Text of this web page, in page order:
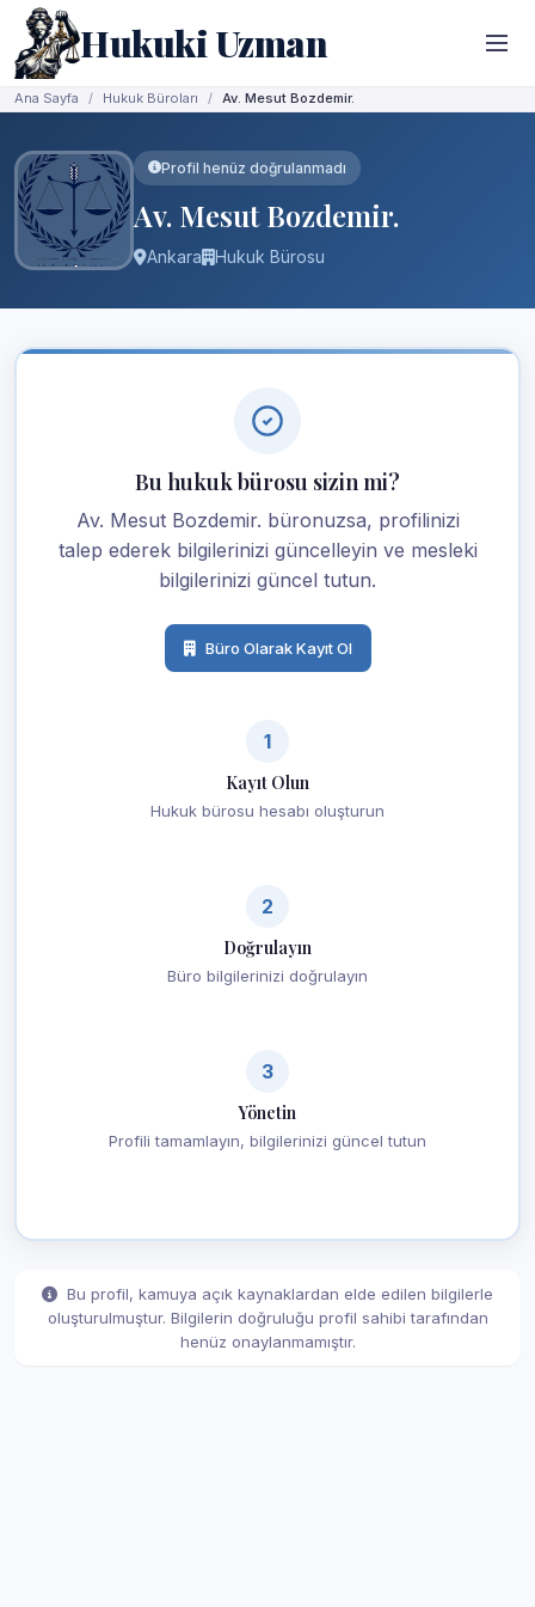
Hukuki Uzman
Ana Sayfa Hukuk Büroları Av. Mesut Bozdemir.
Profil henüz doğrulanmadı
Av. Mesut Bozdemir.
Ankara Hukuk Bürosu
Bu hukuk bürosu sizin mi?
Av. Mesut Bozdemir. büronuzsa, profilinizi
talep ederek bilgilerinizi güncelleyin ve mesleki
bilgilerinizi güncel tutun.
Büro Olarak Kayıt Ol
1
Kayıt Olun
Hukuk bürosu hesabı oluşturun
2
Doğrulayın
Büro bilgilerinizi doğrulayın
3
Yönetin
Profili tamamlayın, bilgilerinizi güncel tutun
Bu profil, kamuya açık kaynaklardan elde edilen bilgilerle
oluşturulmuştur. Bilgilerin doğruluğu profil sahibi tarafından
henüz onaylanmamıştır.